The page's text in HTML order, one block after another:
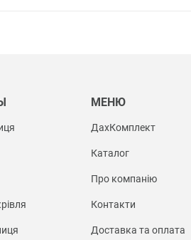
МЕНЮ
ДахКомплект
Каталог
Про компанію
Контакти
Доставка та оплата